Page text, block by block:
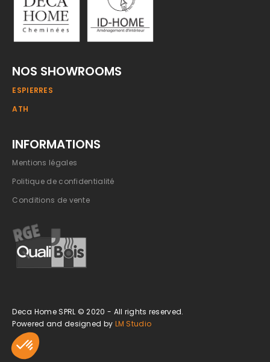
NOS SHOWROOMS
ESPIERRES
ATH
INFORMATIONS
Mentions légales
Politique de confidentialité
Conditions de vente
Deca Home SPRL © 2020 - All rights reserved.
Powered and designed by LM Studio